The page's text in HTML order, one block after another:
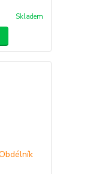
Skladem